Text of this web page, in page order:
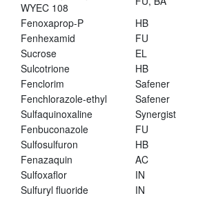
WYEC 108
Fenoxaprop-P
HB
Fenhexamid
FU
Sucrose
EL
Sulcotrione
HB
Fenclorim
Safener
Fenchlorazole-ethyl
Safener
Sulfaquinoxaline
Synergist
Fenbuconazole
FU
Sulfosulfuron
HB
Fenazaquin
AC
Sulfoxaflor
IN
Sulfuryl fluoride
IN